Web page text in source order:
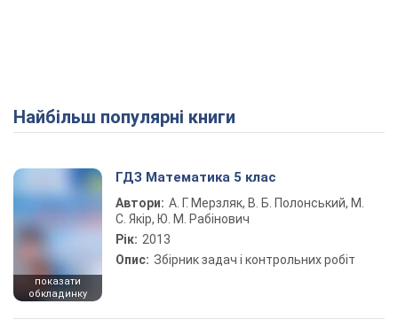
Найбільш популярні книги
показати
обкладинку
ГДЗ Математика 5 клас
Автори: А. Г. Мерзляк, В. Б. Полонський, М.
С. Якір, Ю. М. Рабінович
Рік: 2013
Опис: Збірник задач і контрольних робіт